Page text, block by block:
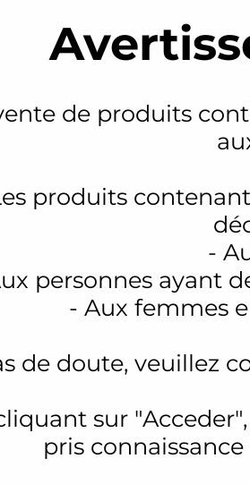
de produits
produits
-
personnes ayant
- Aux femmes
de doute, veuillez
sur
pris